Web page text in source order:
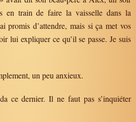
en train de faire la vaisselle dans la
promis d’attendre, mais si ça met vos
lui expliquer ce qu’il se passe. Je suis
un peu anxieux.
ce dernier. Il ne faut pas s’inquiéter